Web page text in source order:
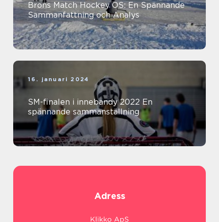
Brons Match Hockey OS: En Spännande
Sammanfattning och Analys
16. januari 2024
SM-finalen i innebandy 2022 En
spännande sammanställning
Adress